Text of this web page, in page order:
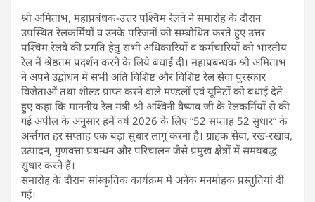
श्री अमिताभ, महाप्रबंधक-उत्तर पश्चिम रेलवे ने समारोह के दौरान
उपस्थित रेलकर्मियों व उनके परिजनों को सम्बोधित करते हुए उत्तर
पश्चिम रेलवे की प्रगति हेतु सभी अधिकारियों व कर्मचारियों को भारतीय
रेल में श्रेष्ठतम प्रदर्शन करने के लिये बधाई दी। महाप्रबन्धक श्री अमिताभ
ने अपने उद्बोधन में सभी अति विशिष्ट और विशिष्ट रेल सेवा पुरस्कार
विजेताओं तथा शील्ड प्राप्त करने वाले मण्डलों एवं यूनिटों को बधाई देते
हुए कहा कि माननीय रेल मंत्री श्री अश्विनी वैष्णव जी के रेलकर्मियों से की
गई अपील के अनुसार हमें वर्ष 2026 के लिए “52 सप्ताह 52 सुधार“ के
अर्न्तगत हर सप्ताह एक बड़ा सुधार लागू करना है। ग्राहक सेवा, रख-रखाव,
उत्पादन, गुणवत्ता प्रबन्धन और परिचालन जैसे प्रमुख क्षेत्रों में समयबद्ध
सुधार करने हैं।
समारोह के दौरान सांस्कृतिक कार्यक्रम में अनेक मनमोहक प्रस्तुतियां दी
गई।